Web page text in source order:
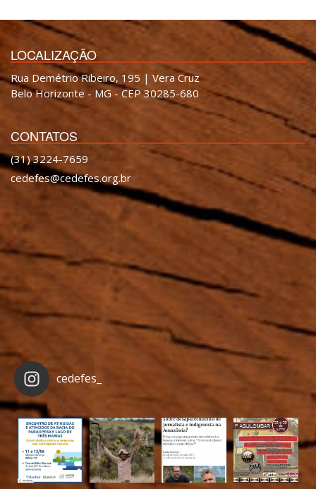
LOCALIZAÇÃO
Rua Demétrio Ribeiro, 195 | Vera Cruz
Belo Horizonte - MG - CEP 30285-680
CONTATOS
(31) 3224-7659
cedefes@cedefes.org.br
cedefes_